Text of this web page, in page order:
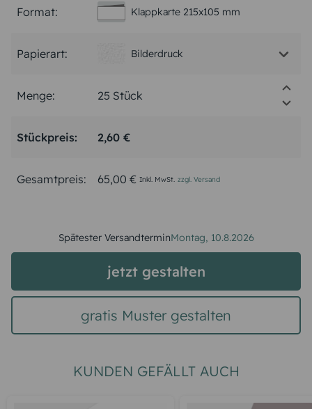
Format: Klappkarte 215x105 mm
Papierart: Bilderdruck
Menge:
Stückpreis: 2,60 €
Gesamtpreis: 65,00 € Inkl. MwSt. zzgl. Versand
Spätester VersandterminMontag, 10.8.2026
jetzt gestalten
gratis Muster gestalten
KUNDEN GEFÄLLT AUCH